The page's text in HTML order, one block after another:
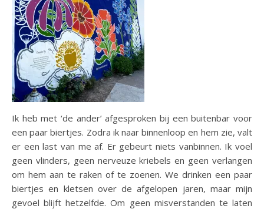
Ik heb met ‘de ander’ afgesproken bij een buitenbar voor
een paar biertjes. Zodra ik naar binnenloop en hem zie, valt
er een last van me af. Er gebeurt niets vanbinnen. Ik voel
geen vlinders, geen nerveuze kriebels en geen verlangen
om hem aan te raken of te zoenen. We drinken een paar
biertjes en kletsen over de afgelopen jaren, maar mijn
gevoel blijft hetzelfde. Om geen misverstanden te laten